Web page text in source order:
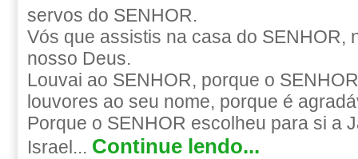
servos do SENHOR.
Vós que assistis na casa do SENHOR,
nosso Deus.
Louvai ao SENHOR, porque o
louvores ao seu nome, porque é
Porque o SENHOR escolheu para si a
Israel... Continue lendo...